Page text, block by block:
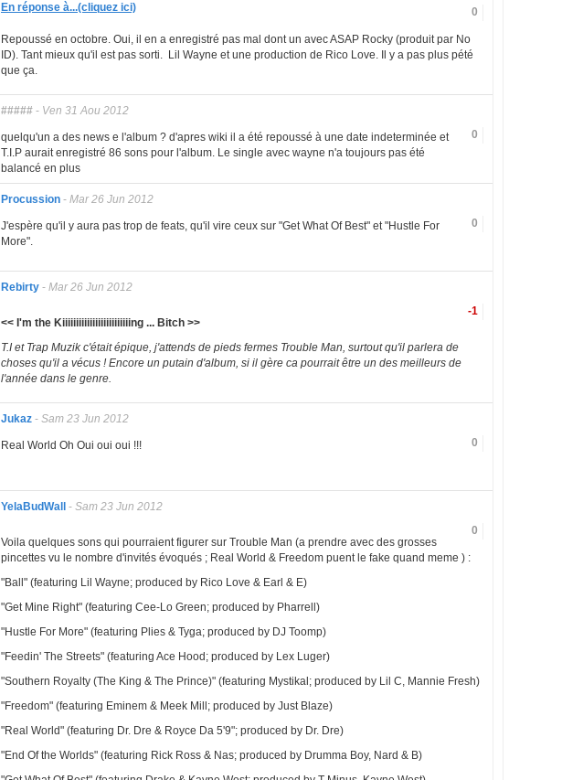
0
En réponse à...(cliquez ici)
Repoussé en octobre. Oui, il en a enregistré pas mal dont un avec ASAP Rocky (produit par No
ID). Tant mieux qu'il est pas sorti. Lil Wayne et une production de Rico Love. Il y a pas plus pété
que ça.
##### - Ven 31 Aou 2012
0
quelqu'un a des news e l'album ? d'apres wiki il a été repoussé à une date indeterminée et
T.I.P aurait enregistré 86 sons pour l'album. Le single avec wayne n'a toujours pas été
balancé en plus
Procussion - Mar 26 Jun 2012
0
J'espère qu'il y aura pas trop de feats, qu'il vire ceux sur "Get What Of Best" et "Hustle For
More".
Rebirty - Mar 26 Jun 2012
-1
<< I'm the Kiiiiiiiiiiiiiiiiiiiiiiiiing ... Bitch >>
T.I et Trap Muzik c'était épique, j'attends de pieds fermes Trouble Man, surtout qu'il parlera de
choses qu'il a vécus ! Encore un putain d'album, si il gère ca pourrait être un des meilleurs de
l'année dans le genre.
Jukaz - Sam 23 Jun 2012
0
Real World Oh Oui oui oui !!!
YelaBudWall - Sam 23 Jun 2012
0
Voila quelques sons qui pourraient figurer sur Trouble Man (a prendre avec des grosses
pincettes vu le nombre d'invités évoqués ; Real World & Freedom puent le fake quand meme ) :
"Ball" (featuring Lil Wayne; produced by Rico Love & Earl & E)
"Get Mine Right" (featuring Cee-Lo Green; produced by Pharrell)
"Hustle For More" (featuring Plies & Tyga; produced by DJ Toomp)
"Feedin' The Streets" (featuring Ace Hood; produced by Lex Luger)
"Southern Royalty (The King & The Prince)" (featuring Mystikal; produced by Lil C, Mannie Fresh)
"Freedom" (featuring Eminem & Meek Mill; produced by Just Blaze)
"Real World" (featuring Dr. Dre & Royce Da 5'9"; produced by Dr. Dre)
"End Of the Worlds" (featuring Rick Ross & Nas; produced by Drumma Boy, Nard & B)